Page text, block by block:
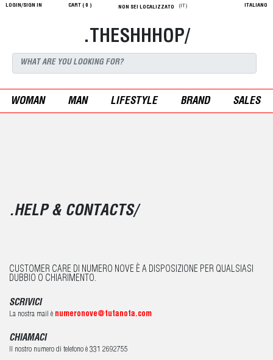
LOGIN/SIGN IN CART ( 0 ) NON SEI LOCALIZZATO (IT) ITALIANO
.THESHHHOP/
WOMAN MAN LIFESTYLE BRAND SALES
.HELP & CONTACTS/
CUSTOMER CARE DI NUMERO NOVE È A DISPOSIZIONE PER QUALSIASI
DUBBIO O CHIARIMENTO.
SCRIVICI
La nostra mail è numeronove@tutanota.com
CHIAMACI
Il nostro numero di telefono è 331 2692755